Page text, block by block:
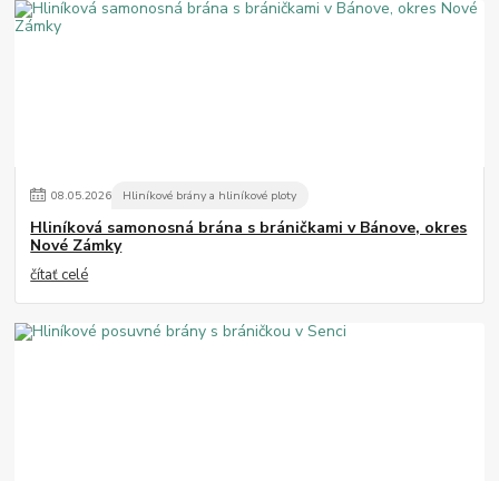
08.05.2026 Hliníkové brány a hliníkové ploty
Hliníková samonosná brána s bráničkami v Bánove, okres
Nové Zámky
čítať celé